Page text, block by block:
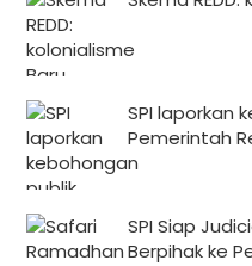
SPI laporkan
SPI Siap
Berpihak ke